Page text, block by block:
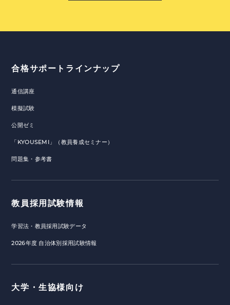
合格サポートラインナップ
通信講座
模擬試験
公開ゼミ
「KYOUSEMI」（教員養成セミナー）
問題集・参考書
教員採用試験情報
学習法・教員採用試験データ
2026年度 自治体別採用試験情報
大学・生協様向け